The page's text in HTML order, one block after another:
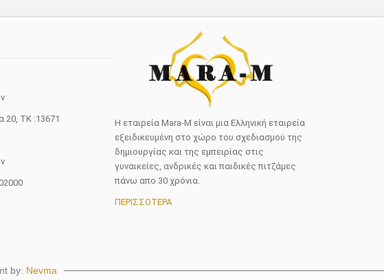
20, ΤΚ :13671
Η εταιρεία Mara-M είναι μια Ελληνική εταιρεία
εξειδικευμένη στο χώρο του σχεδιασμού της
δημιουργίας και της εμπειρίας στις
γυναικείες, ανδρικές και παιδικές πιτζάμες
πάνω απο 30 χρόνια.
ΠΕΡΙΣΣΟΤΕΡΑ
by: Nevma